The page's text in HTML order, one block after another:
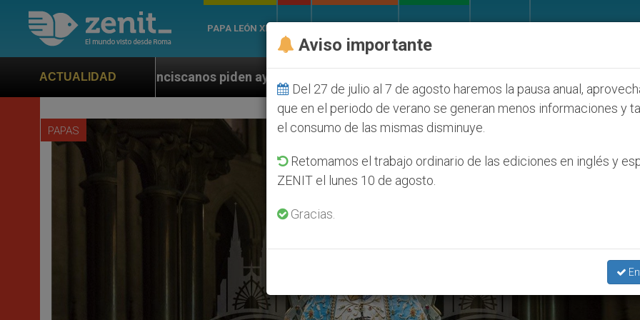
PAPA LEÓN XIV
ACTUALIDAD
Franciscanos piden ayuda a Marco Rubio ante persecución de colonos judíos que afecta a cristianos (y no
PAPAS
Aviso importante
Del 27 de julio al 7 de agosto haremos la pausa anual,
que en el periodo de verano se generan menos informaciones y
el consumo de las mismas disminuye.
Retomamos el trabajo ordinario de las ediciones en inglés y
ZENIT el lunes 10 de agosto.
Gracias.